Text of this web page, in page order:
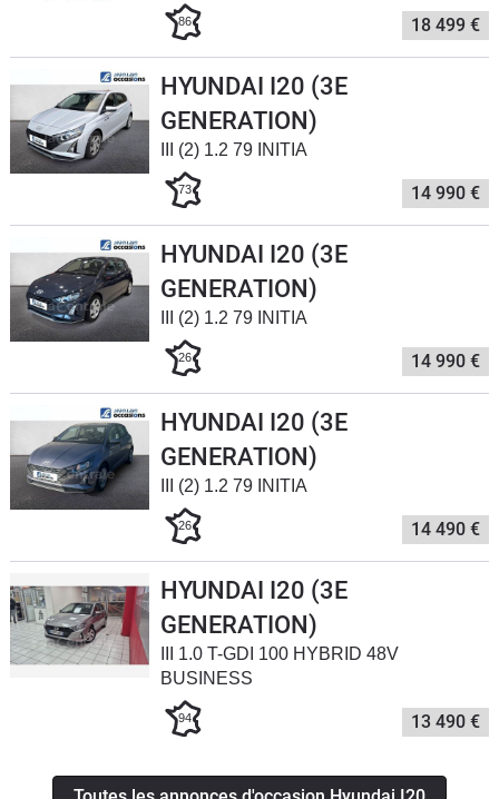
Forum
Moto
86 18 499 €
HYUNDAI I20 (3E
GENERATION)
III (2) 1.2 79 INITIA
73 14 990 €
HYUNDAI I20 (3E
GENERATION)
III (2) 1.2 79 INITIA
26 14 990 €
HYUNDAI I20 (3E
GENERATION)
III (2) 1.2 79 INITIA
26 14 490 €
HYUNDAI I20 (3E
GENERATION)
III 1.0 T-GDI 100 HYBRID 48V
BUSINESS
94 13 490 €